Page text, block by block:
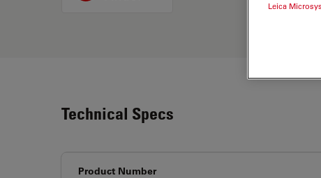
Technical Specs
Product Number
Leica